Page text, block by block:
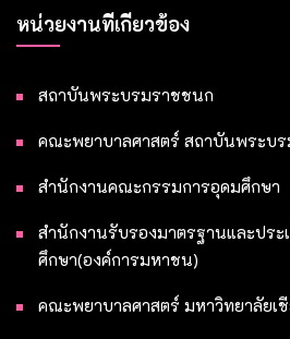
หน่วยงานที่เกี่ยวข้อง
สถาบันพระบรมราชชนก
คณะพยาบาลศาสตร์ สถาบันพระบ
สำนักงานคณะกรรมการอุดมศึกษา
สำนักงานรับรองมาตรฐานและปร
ศึกษา(องค์การมหาชน)
คณะพยาบาลศาสตร์ มหาวิทยาลัยเ